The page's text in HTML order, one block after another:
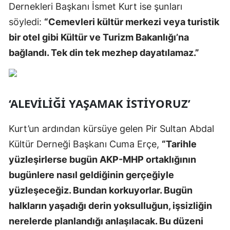
Dernekleri Başkanı İsmet Kurt ise şunları
söyledi: “Cemevleri kültür merkezi veya turistik
bir otel gibi Kültür ve Turizm Bakanlığı’na
bağlandı. Tek din tek mezhep dayatılamaz.”
‘ALEVİLİĞİ YAŞAMAK İSTİYORUZ’
Kurt’un ardından kürsüye gelen Pir Sultan Abdal
Kültür Derneği Başkanı Cuma Erçe, “Tarihle
yüzleşirlerse bugün AKP-MHP ortaklığının
bugünlere nasıl geldiğinin gerçeğiyle
yüzleşeceğiz. Bundan korkuyorlar. Bugün
halkların yaşadığı derin yoksulluğun, işsizliğin
nerelerde planlandığı anlaşılacak. Bu düzeni